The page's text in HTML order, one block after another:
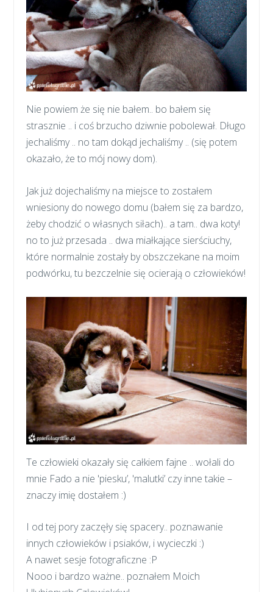
Nie powiem że się nie bałem.. bo bałem się
strasznie .. i coś brzucho dziwnie pobolewał. Długo
jechaliśmy .. no tam dokąd jechaliśmy .. (się potem
okazało, że to mój nowy dom).
Jak już dojechaliśmy na miejsce to zostałem
wniesiony do nowego domu (bałem się za bardzo,
żeby chodzić o własnych siłach).. a tam.. dwa koty!
no to już przesada .. dwa miałkające sierściuchy,
które normalnie zostały by obszczekane na moim
podwórku, tu bezczelnie się ocierają o człowieków!
Te człowieki okazały się całkiem fajne .. wołali do
mnie Fado a nie 'piesku’, 'malutki’ czy inne takie –
znaczy imię dostałem :)
I od tej pory zaczęły się spacery.. poznawanie
innych człowieków i psiaków, i wycieczki :)
A nawet sesje fotograficzne :P
Nooo i bardzo ważne.. poznałem Moich